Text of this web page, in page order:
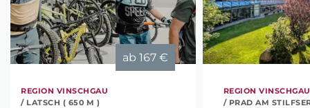
ab 167 €
REGION VINSCHGAU
/ LATSCH ( 650 M )
REGION VINSCHGAU
/ PRAD AM